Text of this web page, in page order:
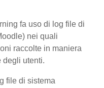
fa uso di log file di
nei quali
raccolte in maniera
degli utenti.
file di sistema